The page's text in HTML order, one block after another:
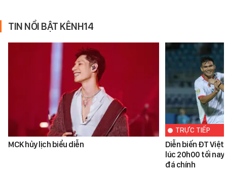
TIN NỔI BẬT KÊNH14
MCK hủy lịch biểu diễn
TRỰC TIẾP
Diễn biến ĐT Việt
lúc 20h00 tối
đá chính